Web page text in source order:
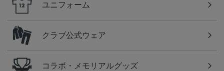
ユニフォーム
クラブ公式ウェア
コラボ・メモリアルグッズ